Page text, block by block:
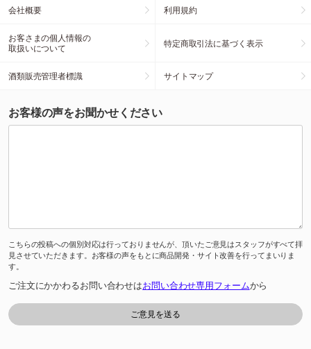
会社概要 利用規約
お客さまの個人情報の
取扱いについて
特定商取引法に基づく表示
酒類販売管理者標識 サイトマップ
お客様の声をお聞かせください
こちらの投稿への個別対応は行っておりませんが、頂いたご意見はスタッフがすべて拝
見させていただきます。お客様の声をもとに商品開発・サイト改善を行ってまいりま
す。
ご注文にかかわるお問い合わせはお問い合わせ専用フォームから